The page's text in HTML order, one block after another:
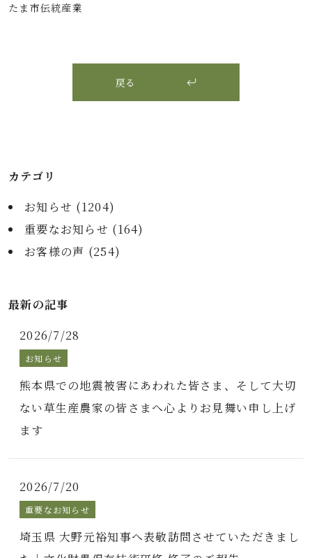
たま市伝統産業
戻る
カテゴリ
お知らせ (1204)
重要なお知らせ (164)
お客様の声 (254)
最新の記事
2026/7/28
お知らせ
熊本県での地震被害にあわれた皆さま、そして大切
ない草生産農家の皆さまへ心よりお見舞い申し上げ
ます
2026/7/20
重要なお知らせ
埼玉県 大野元裕知事へ表敬訪問させていただきまし